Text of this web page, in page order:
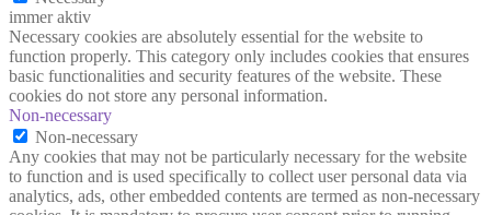
immer aktiv
Necessary cookies are absolutely essential for the website to
function properly. This category only includes cookies that ensures
basic functionalities and security features of the website. These
cookies do not store any personal information.
Non-necessary
Non-necessary
Any cookies that may not be particularly necessary for the website
to function and is used specifically to collect user personal data via
analytics, ads, other embedded contents are termed as non-necessary